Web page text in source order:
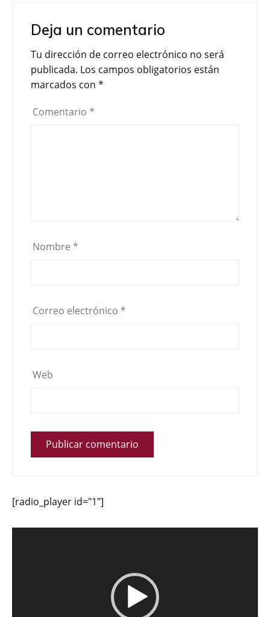
Deja un comentario
Tu dirección de correo electrónico no será
publicada. Los campos obligatorios están
marcados con *
Comentario *
Nombre *
Correo electrónico *
Web
[radio_player id="1"]